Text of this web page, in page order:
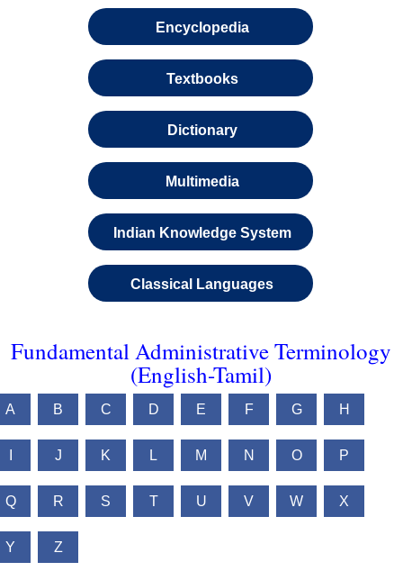
Encyclopedia
Textbooks
Dictionary
Multimedia
Indian Knowledge System
Classical Languages
Fundamental Administrative Terminology
(English-Tamil)
A B C D E F G H
J K L M N O P
Q R S T U V W X
Y Z